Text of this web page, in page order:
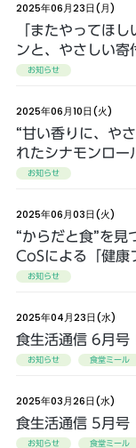
2025年06月23日(月)
「またやってほ
ンと、やさしい寄
お知らせ
2025年06月10日(火)
“甘い香りに、や
れたシナモンロー
お知らせ
2025年06月03日(火)
“からだと食”を
CoSによる「健康
お知らせ
2025年04月23日(水)
食生活通信 6月号
お知らせ 食堂ミール
2025年03月26日(水)
食生活通信 5月号
お知らせ 食堂ミール